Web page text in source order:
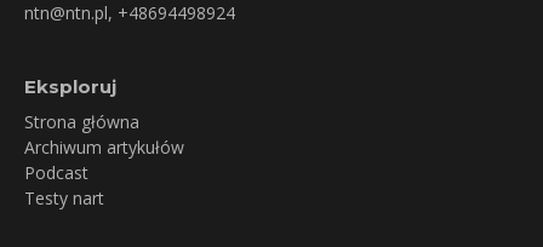
ntn@ntn.pl, +48694498924
Eksploruj
Strona główna
Archiwum artykułów
Podcast
Testy nart